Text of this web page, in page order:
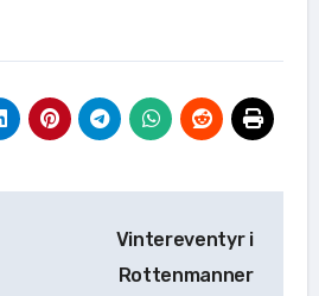
Vintereventyr i
Rottenmanner